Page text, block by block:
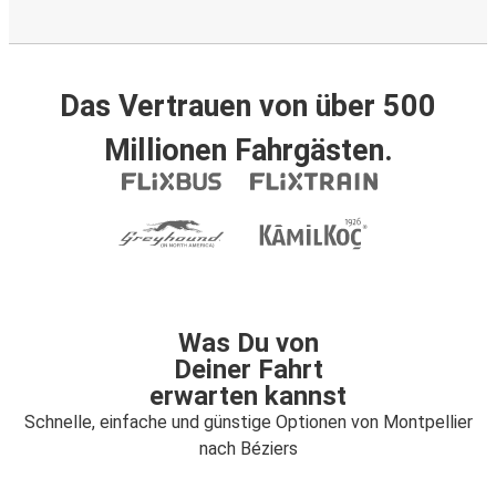
Das Vertrauen von über 500
Millionen Fahrgästen.
Was Du von
Deiner Fahrt
erwarten kannst
Schnelle, einfache und günstige Optionen von Montpellier
nach Béziers